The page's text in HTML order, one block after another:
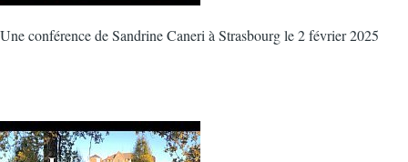
Une conférence de Sandrine Caneri à Strasbourg le 2 février 2025